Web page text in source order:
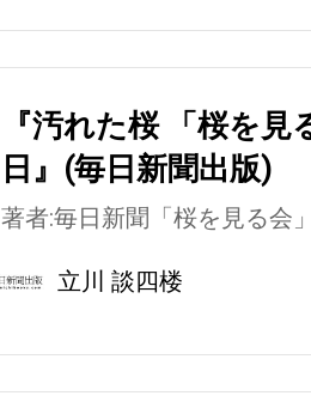
『汚れた桜 「桜を
日』(毎日新聞出版)
著者:毎日新聞「桜を見る会
立川 談四楼